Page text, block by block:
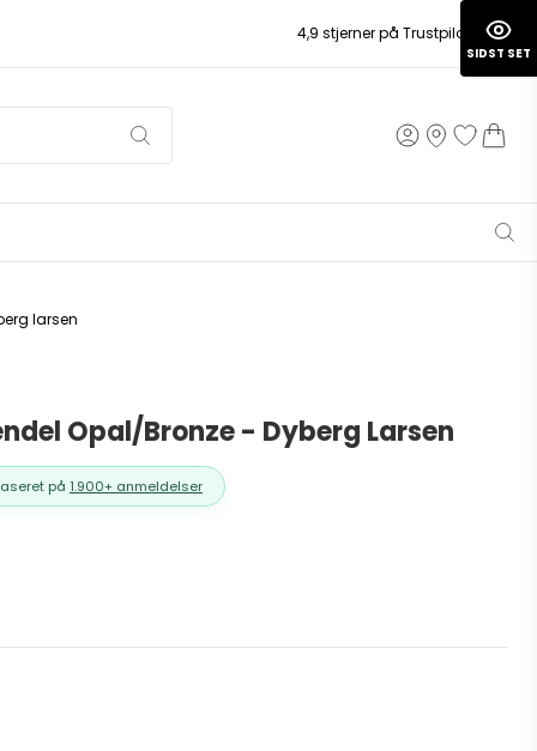
4,9 stjerner på Trustpilot
larsen
Opal/Bronze - Dyberg Larsen
på 1.900+ anmeldelser
SIDST SET